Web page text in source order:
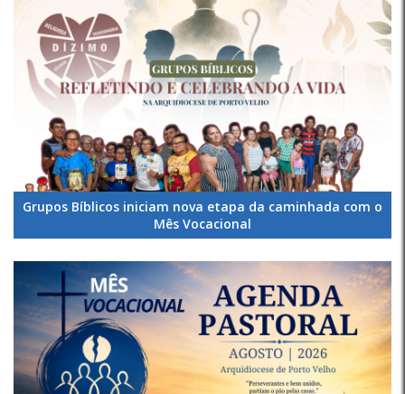
Grupos Bíblicos iniciam nova etapa da caminhada com o
Mês Vocacional